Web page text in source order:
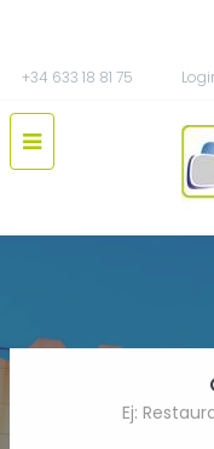
+34 633 18 81 75